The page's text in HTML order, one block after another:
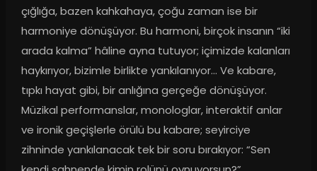
çığlığa, bazen kahkahaya, çoğu zaman ise bir
harmoniye dönüşüyor. Bu harmoni, birçok insanın “iki
arada kalma” hâline ayna tutuyor; içimizde kalanları
haykırıyor, bizimle birlikte yankılanıyor… Ve kabare,
tıpkı hayat gibi, bir anlığına gerçeğe dönüşüyor.
Müzikal performanslar, monologlar, interaktif anlar
ve ironik geçişlerle örülü bu kabare; seyirciye
zihninde yankılanacak tek bir soru bırakıyor: “Sen